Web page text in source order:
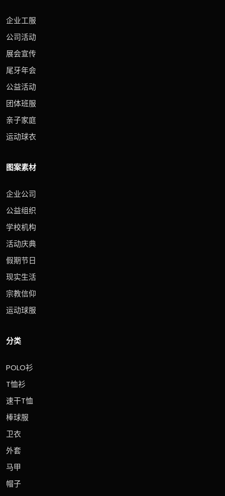
企业工服
公司活动
展会宣传
尾牙年会
公益活动
团体班服
亲子家庭
运动球衣
图案素材
企业公司
公益组织
学校机构
活动庆典
假期节日
现实生活
宗教信仰
运动球服
分类
POLO衫
T恤衫
速干T恤
棒球服
卫衣
外套
马甲
帽子